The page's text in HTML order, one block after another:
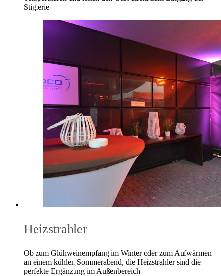
Stiglerie
Heizstrahler
Ob zum Glühweinempfang im Winter oder zum Aufwärmen
an einem kühlen Sommerabend, die Heizstrahler sind die
perfekte Ergänzung im Außenbereich